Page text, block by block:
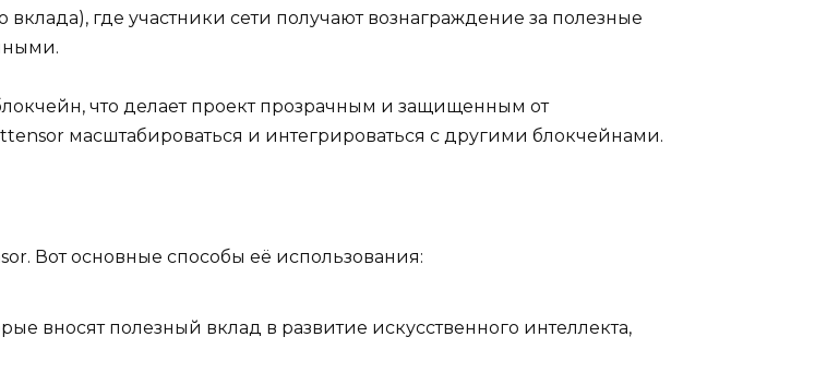
где участники сети получают вознаграждение за полезные
что делает проект прозрачным и защищенным от
масштабироваться и интегрироваться с другими блокчейнами.
Вот основные способы её использования:
вносят полезный вклад в развитие искусственного интеллекта,